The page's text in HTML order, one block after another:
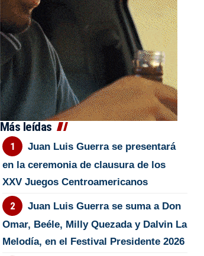
Más leídas
Juan Luis Guerra se presentará
en la ceremonia de clausura de los
XXV Juegos Centroamericanos
Juan Luis Guerra se suma a Don
Omar, Beéle, Milly Quezada y Dalvin La
Melodía, en el Festival Presidente 2026